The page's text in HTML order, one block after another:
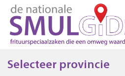
Selecteer provincie